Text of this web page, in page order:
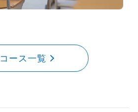
コース一覧